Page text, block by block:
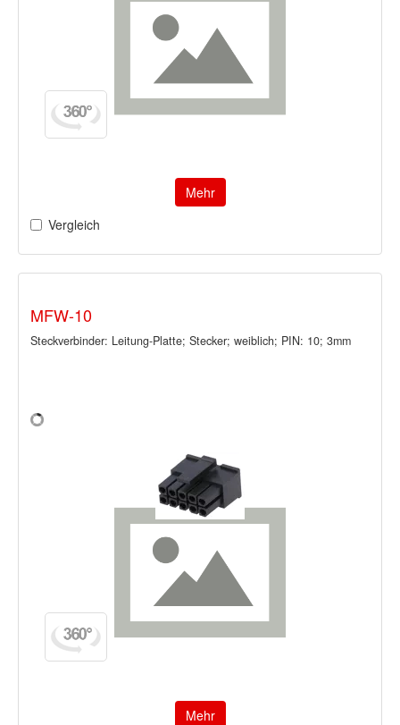
Mehr
Vergleich
MFW-10
Steckverbinder: Leitung-Platte; Stecker; weiblich; PIN: 10; 3mm
Mehr